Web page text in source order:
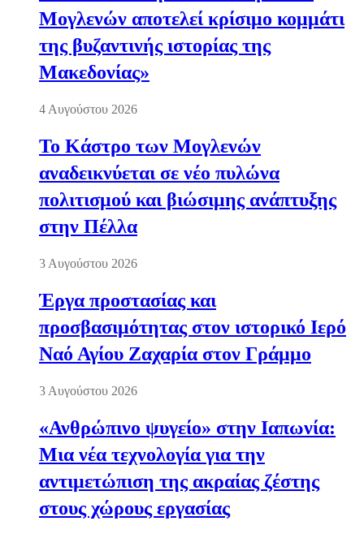
Μογλενών αποτελεί κρίσιμο κομμάτι
της βυζαντινής ιστορίας της
Μακεδονίας»
4 Αυγούστου 2026
Το Κάστρο των Μογλενών
αναδεικνύεται σε νέο πυλώνα
πολιτισμού και βιώσιμης ανάπτυξης
στην Πέλλα
3 Αυγούστου 2026
Έργα προστασίας και
προσβασιμότητας στον ιστορικό Ιερό
Ναό Αγίου Ζαχαρία στον Γράμμο
3 Αυγούστου 2026
«Ανθρώπινο ψυγείο» στην Ιαπωνία:
Μια νέα τεχνολογία για την
αντιμετώπιση της ακραίας ζέστης
στους χώρους εργασίας